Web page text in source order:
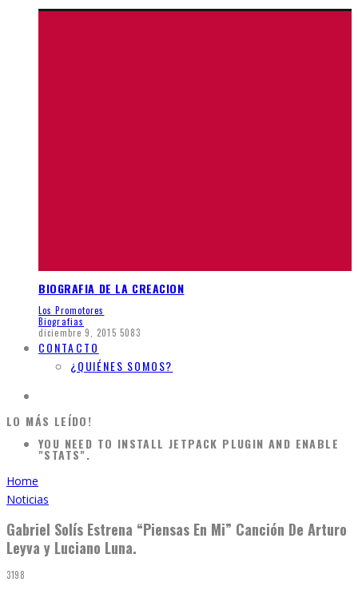
BIOGRAFIA DE LA CREACION
Los Promotores
Biografias
diciembre 9, 2015 5083
CONTACTO
¿QUIÉNES SOMOS?
LO MÁS LEÍDO!
YOU NEED TO INSTALL JETPACK PLUGIN AND ENABLE
"STATS".
Home
Noticias
Gabriel Solís Estrena “Piensas En Mi” Canción De Arturo
Leyva y Luciano Luna.
3198